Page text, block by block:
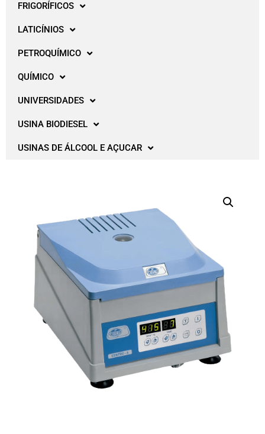
FRIGORÍFICOS
LATICÍNIOS
PETROQUÍMICO
QUÍMICO
UNIVERSIDADES
USINA BIODIESEL
USINAS DE ÁLCOOL E AÇUCAR